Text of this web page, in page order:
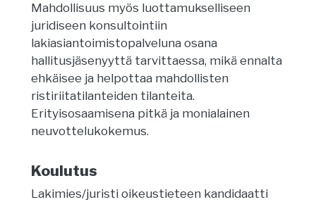
Mahdollisuus myös luottamukselliseen
juridiseen konsultointiin
lakiasiantoimistopalveluna osana
hallitusjäsenyyttä tarvittaessa, mikä ennalta
ehkäisee ja helpottaa mahdollisten
ristiriitatilanteiden tilanteita.
Erityisosaamisena pitkä ja monialainen
neuvottelukokemus.
Koulutus
Lakimies/juristi oikeustieteen kandidaatti